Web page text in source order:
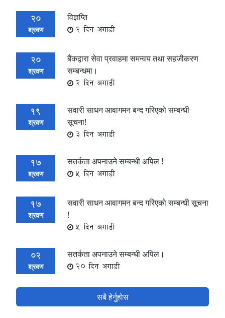
20
श्रवण
विज्ञप्ति
2 दिन अगाडी
20
श्रवण
बैंकद्वारा सेवा प्रवाहमा समन्वय तथा सहजीकरण
सम्बन्धमा।
2 दिन अगाडी
19
श्रवण
सवारी साधन आवागमन बन्द गरिएको सम्बन्धी
सूचना!
3 दिन अगाडी
17
श्रवण
सतर्कता अपनाउने सम्बन्धी अपिल !
5 दिन अगाडी
17
श्रवण
सवारी साधन आवागमन बन्द गरिएको सम्बन्धी सूचना
!
5 दिन अगाडी
02
श्रवण
सतर्कता अपनाउने सम्बन्धी अपिल।
20 दिन अगाडी
सबै हेर्नुहोस